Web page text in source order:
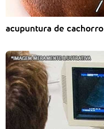
acupuntura de cachorro